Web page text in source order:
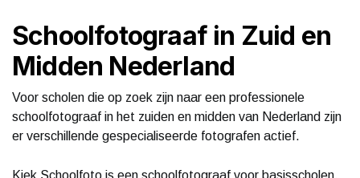
Schoolfotograaf in Zuid en
Midden Nederland
Voor scholen die op zoek zijn naar een professionele
schoolfotograaf in het zuiden en midden van Nederland zijn
er verschillende gespecialiseerde fotografen actief.
Kiek Schoolfoto is een schoolfotograaf voor basisscholen,